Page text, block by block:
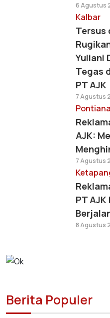
6 Agustus
Kalbar
Tersus
Yuliani
Tegas
PT AJK
7 Agustus
AJK:
7 Agustus
PT AJK
8 Agustus
Berita Populer